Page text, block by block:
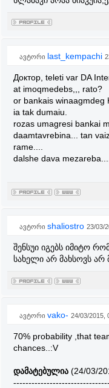
ავტორი last_kempachi
Доктор, teleti var DA
at imoqmedebs,,, rato?
or bankais winaagmdeg
ia tak dumaiu.
rozas umagresi bankai
daamtavrebina... tan
rame....
dalshe dava
ავტორი shaliostro 23/03/
შენსუი იგებს იმიტო
სახელი არ მახსოვს არ
ავტორი vako- 24/03/2015,
70% probability ,that
chances..:V
დამატებულია (24/03/